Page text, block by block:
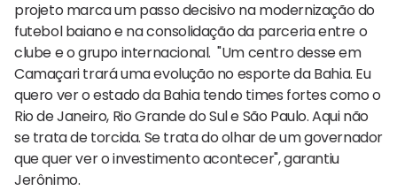
projeto marca um passo decisivo na modernização do
futebol baiano e na consolidação da parceria entre o
clube e o grupo internacional. "Um centro desse em
Camaçari trará uma evolução no esporte da Bahia. Eu
quero ver o estado da Bahia tendo times fortes como o
Rio de Janeiro, Rio Grande do Sul e São Paulo. Aqui não
se trata de torcida. Se trata do olhar de um governador
que quer ver o investimento acontecer", garantiu
Jerônimo.